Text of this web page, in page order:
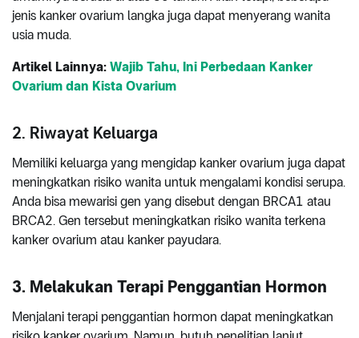
jenis kanker ovarium langka juga dapat menyerang wanita
usia muda.
Artikel Lainnya: Wajib Tahu, Ini Perbedaan Kanker
Ovarium dan Kista Ovarium
2. Riwayat Keluarga
Memiliki keluarga yang mengidap kanker ovarium juga dapat
meningkatkan risiko wanita untuk mengalami kondisi serupa.
Anda bisa mewarisi gen yang disebut dengan BRCA1 atau
BRCA2. Gen tersebut meningkatkan risiko wanita terkena
kanker ovarium atau kanker payudara.
3. Melakukan Terapi Penggantian Hormon
Menjalani terapi penggantian hormon dapat meningkatkan